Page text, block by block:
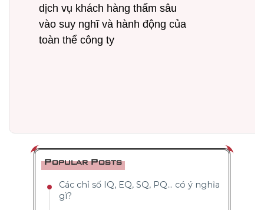
dịch vụ khách hàng thấm sâu
vào suy nghĩ và hành động của
toàn thể công ty
Popular Posts
Các chỉ số IQ, EQ, SQ, PQ... có ý nghĩa
gì?